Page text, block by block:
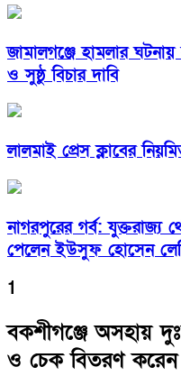
জামালগঞ্জে হামলার
ও সুষ্ঠু বিচার দাবি
লালমাই প্রেস ক্লাবের
নাগরপুরের গর্ব: যুক্তরাজ্য
পেলেন ইউসুফ হোসেন
1
বকশীগঞ্জে অসহায়
ও চেক বিতরণ করেন